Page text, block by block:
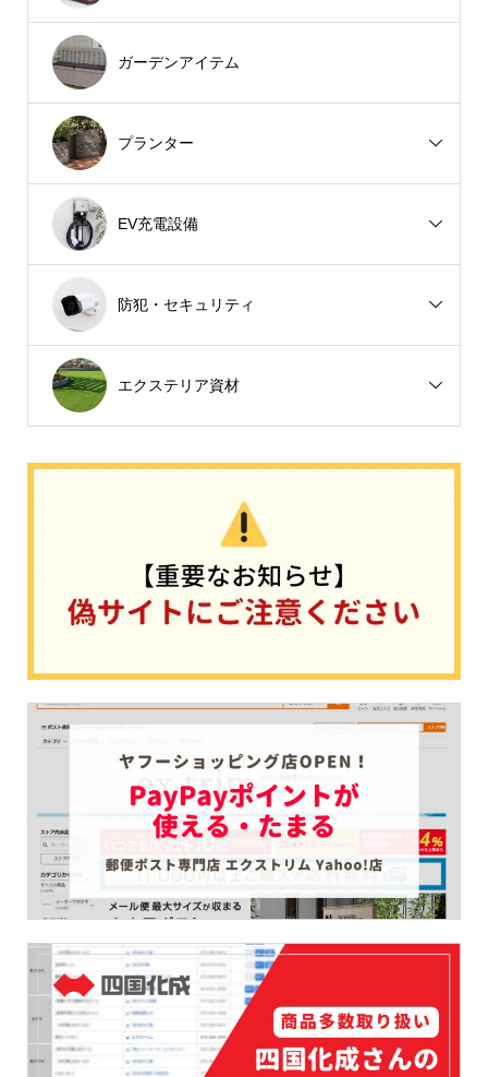
ガーデンアイテム
プランター
EV充電設備
防犯・セキュリティ
エクステリア資材